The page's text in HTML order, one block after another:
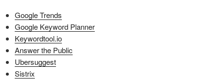
Google Trends
Google Keyword Planner
Keywordtool.io
Answer the Public
Ubersuggest
Sistrix